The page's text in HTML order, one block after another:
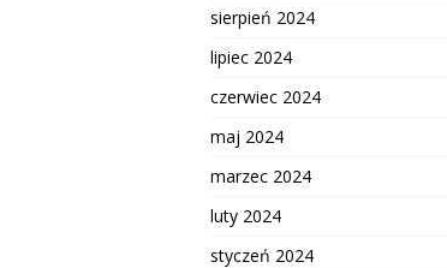
sierpień 2024
lipiec 2024
czerwiec 2024
maj 2024
marzec 2024
luty 2024
styczeń 2024